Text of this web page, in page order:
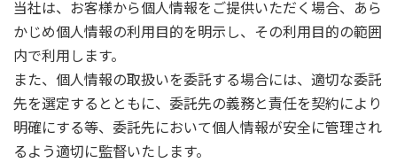
当社は、お客様から個人情報をご提供いただく場合、あら
かじめ個人情報の利用目的を明示し、その利用目的の範囲
内で利用します。
また、個人情報の取扱いを委託する場合には、適切な委託
先を選定するとともに、委託先の義務と責任を契約により
明確にする等、委託先において個人情報が安全に管理され
るよう適切に監督いたします。